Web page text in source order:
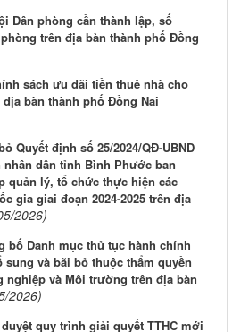
Dân phòng cần thành lập, số
trên địa bàn thành phố Đồng
sách ưu đãi tiền thuê nhà cho
bàn thành phố Đồng Nai
Quyết định số 25/2024/QĐ-UBND
nhân dân tỉnh Bình Phước ban
quản lý, tổ chức thực hiện các
gia giai đoạn 2024-2025 trên địa
2026)
bố Danh mục thủ tục hành chính
và bãi bỏ thuộc thẩm quyền
nghiệp và Môi trường trên địa bàn
2026)
quy trình giải quyết TTHC mới